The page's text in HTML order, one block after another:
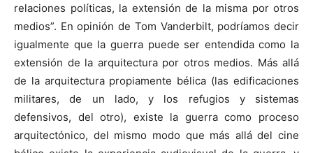
relaciones políticas, la extensión de la misma por otros
medios”. En opinión de Tom Vanderbilt, podríamos decir
igualmente que la guerra puede ser entendida como la
extensión de la arquitectura por otros medios. Más allá
de la arquitectura propiamente bélica (las edificaciones
militares, de un lado, y los refugios y sistemas
defensivos, del otro), existe la guerra como proceso
arquitectónico, del mismo modo que más allá del cine